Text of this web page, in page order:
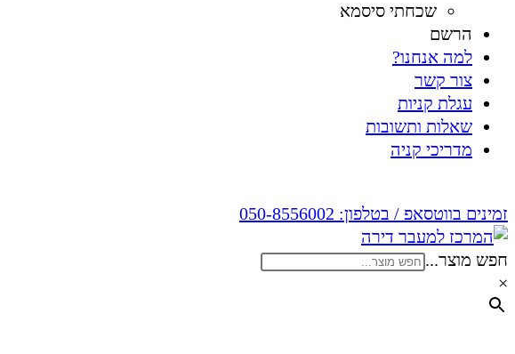
שכחתי סיסמא
הרשם
למה אנחנו?
צור קשר
עגלת קניות
שאלות ותשובות
מדריכי קניה
זמינים בווטסאפ / בטלפון: 050-8556002
חפש מוצר...
×